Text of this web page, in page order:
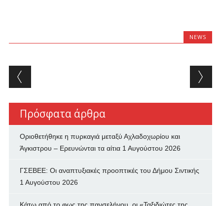
NEWS
Post navigation
Πρόσφατα άρθρα
Οριοθετήθηκε η πυρκαγιά μεταξύ Αχλαδοχωρίου και
Άγκιστρου – Ερευνώνται τα αίτια 1 Αυγούστου 2026
ΓΣΕΒΕΕ: Οι αναπτυξιακές προοπτικές του Δήμου Σιντικής
1 Αυγούστου 2026